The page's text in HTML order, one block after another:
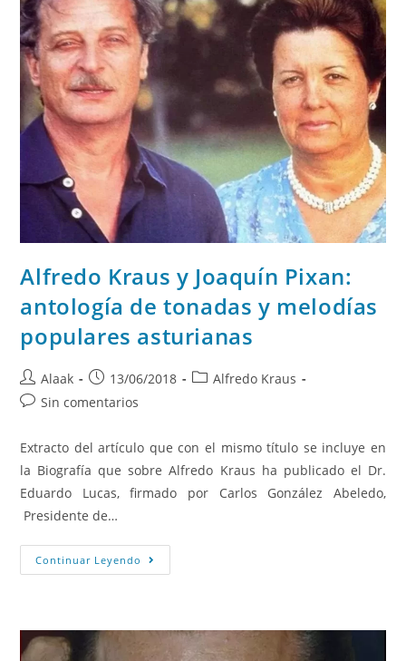
Alfredo Kraus y Joaquín Pixan:
antología de tonadas y melodías
populares asturianas
Alaak 13/06/2018
Alfredo Kraus
Sin comentarios
Extracto del artículo que con el mismo título se incluye en
la Biografía que sobre Alfredo Kraus ha publicado el Dr.
Eduardo Lucas, firmado por Carlos González Abeledo,
Presidente de…
Continuar Leyendo